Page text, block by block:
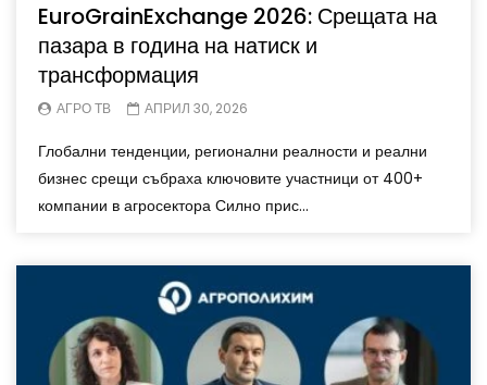
EuroGrainExchange 2026: Срещата на
пазара в година на натиск и
трансформация
АГРО ТВ АПРИЛ 30, 2026
Глобални тенденции, регионални реалности и реални
бизнес срещи събраха ключовите участници от 400+
компании в агросектора Силно прис...